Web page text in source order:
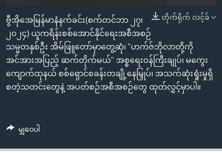
ကြည့်
ရှာဖွေ
ရန်
နေရာ
သို့
ဘာသာစကားများ
တိုက်ရိုက် လင့်ခ်
ဗွီအိုအေမြန်မာနံနက်ခင်း(စက်တင်ဘာ ၂၇၊
၂၀၂၄) ယူကရိန်းစစ်အောင်နိုင်ရေးအစီအစဉ်
သမ္မတနှစ်ဦး အိမ်ဖြူတော်မှာတွေ့ဆုံ၊ "ဟက်ဇ်ဘိုလာတို့ကို
အင်အားအပြည့် ဆက်တိုက်မယ်" အစ္စရေးဝန်ကြီးချုပ်၊ မကွေး
ကျောက်ထုနယ် စစ်ရှောင်စခန်းတချို့နေမြှုပ်၊ အသက်ဆုံးရှုံးမှုရှိ
စတဲ့သတင်းတွေနဲ့ အပတ်စဉ်အစီအစဉ်တွေ ထုတ်လွှင့်မှာပါ။
မျှဝေပါ